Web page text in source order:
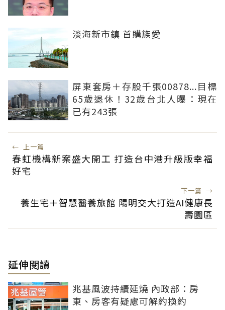
淡海新市鎮 首購族愛
屏東套房＋存股千張00878...目標
65歲退休！32歲台北人曝：現在
已有243張
← 上一篇
春虹機構新案盛大開工 打造台中港升級版幸福
好宅
下一篇 →
養生宅＋智慧醫養旅館 陽明交大打造AI健康長
壽園區
延伸閱讀
兆基風波持續延燒 內政部：房
東、房客有疑慮可解約換約